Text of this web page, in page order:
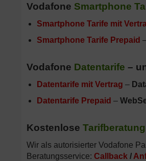
Vodafone Smartphone
Smartphone Tarife mit
Smartphone Tarife Prepaid
Vodafone Datentarife –
Datentarife mit Vertrag –
Datentarife Prepaid –
Kostenlose Tarifberatung
Wir als autorisierter Vodafone
Beratungsservice: Callback /